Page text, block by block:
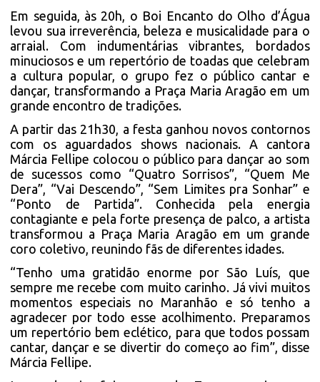
Em seguida, às 20h, o Boi Encanto do Olho d’Água
levou sua irreverência, beleza e musicalidade para o
arraial. Com indumentárias vibrantes, bordados
minuciosos e um repertório de toadas que celebram
a cultura popular, o grupo fez o público cantar e
dançar, transformando a Praça Maria Aragão em um
grande encontro de tradições.
A partir das 21h30, a festa ganhou novos contornos
com os aguardados shows nacionais. A cantora
Márcia Fellipe colocou o público para dançar ao som
de sucessos como “Quatro Sorrisos”, “Quem Me
Dera”, “Vai Descendo”, “Sem Limites pra Sonhar” e
“Ponto de Partida”. Conhecida pela energia
contagiante e pela forte presença de palco, a artista
transformou a Praça Maria Aragão em um grande
coro coletivo, reunindo fãs de diferentes idades.
“Tenho uma gratidão enorme por São Luís, que
sempre me recebe com muito carinho. Já vivi muitos
momentos especiais no Maranhão e só tenho a
agradecer por todo esse acolhimento. Preparamos
um repertório bem eclético, para que todos possam
cantar, dançar e se divertir do começo ao fim”, disse
Márcia Fellipe.